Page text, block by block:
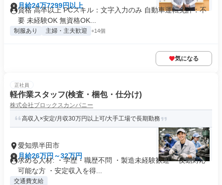
月給24万7299円以上
資格 高卒以上 PCスキル：文字入力のみ 自動車運転免許：不
要 未経験OK 無資格OK...
制服あり 主婦・主夫歓迎 +14個
気になる
正社員
軽作業スタッフ(検査・梱包・仕分け)
株式会社ブロックスカンパニー
高収入×安定/月収30万円以上可/大手工場で長期勤務
愛知県半田市
月給26万円～32万円
求める人材: ・学歴・職歴不問 ・製造未経験歓迎 ・夜勤対応
可能な方 ・安定収入を得...
交通費支給